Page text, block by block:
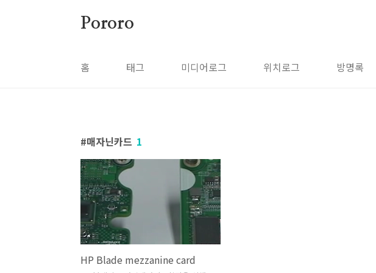
Pororo
홈 태그 미디어로그 위치로그 방명록
매자닌카드 1
HP Blade mezzanine card